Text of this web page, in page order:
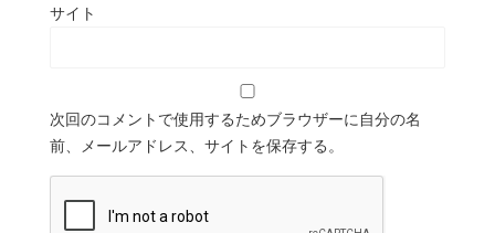
サイト
次回のコメントで使用するためブラウザーに自分の名
前、メールアドレス、サイトを保存する。